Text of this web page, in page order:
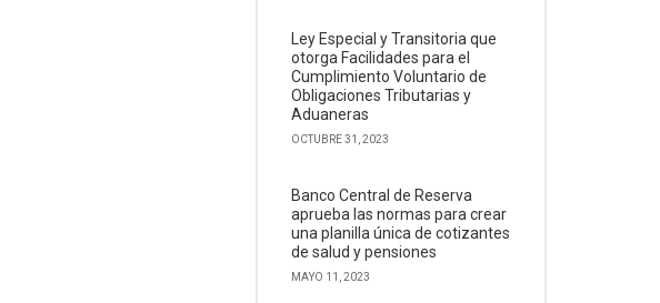
Ley Especial y Transitoria que
otorga Facilidades para el
Cumplimiento Voluntario de
Obligaciones Tributarias y
Aduaneras
OCTUBRE 31, 2023
Banco Central de Reserva
aprueba las normas para crear
una planilla única de cotizantes
de salud y pensiones
MAYO 11, 2023